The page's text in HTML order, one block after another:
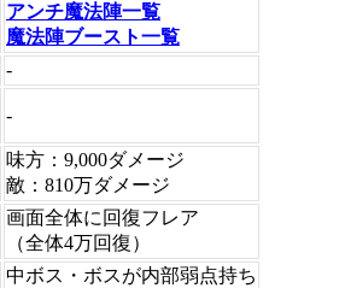
アンチ魔法陣一覧
魔法陣ブースト一覧
-
-
味方：9,000ダメージ
敵：810万ダメージ
画面全体に回復フレア
（全体4万回復）
中ボス・ボスが内部弱点持ち